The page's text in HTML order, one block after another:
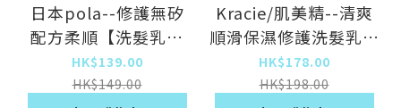
日本pola--修護無矽
配方柔順【洗髮乳】
550gx1瓶裝
HK$139.00
HK$149.00
Kracie/肌美精--清爽
順滑保濕修護洗髮乳護
髮乳【滋潤型套裝】
400mlx1瓶裝
HK$178.00
HK$198.00